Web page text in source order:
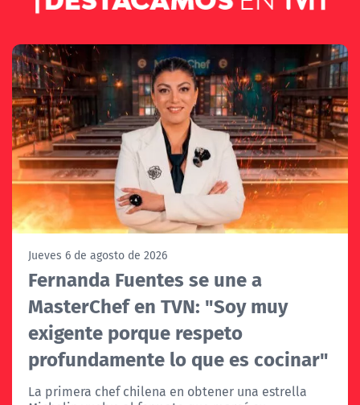
Jueves 6 de agosto de 2026
Fernanda Fuentes se une a
MasterChef en TVN: "Soy muy
exigente porque respeto
profundamente lo que es cocinar"
La primera chef chilena en obtener una estrella